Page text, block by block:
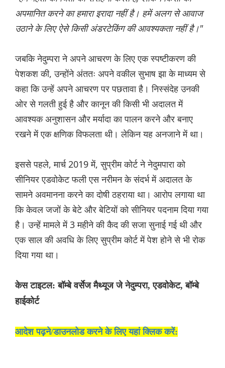
अपमानित करने का हमारा इरादा नहीं है। हमें अलग से आवाज
उठाने के लिए ऐसे किसी अंडरटेकिंग की आवश्यकता नहीं है।"
जबकि नेदुम्परा ने अपने आचरण के लिए एक स्पष्टीकरण की
पेशकश की, उन्होंने अंततः अपने वकील सुभाष झा के माध्यम से
कहा कि उन्हें अपने आचरण पर पछतावा है। निस्संदेह उनकी
ओर से गलती हुई है और कानून की किसी भी अदालत में
आवश्यक अनुशासन और मर्यादा का पालन करने और बनाए
रखने में एक क्षणिक विफलता थी। लेकिन यह अनजाने में था।
इससे पहले, मार्च 2019 में, सुप्रीम कोर्ट ने नेदुमपारा को
सीनियर एडवोकेट फली एस नरीमन के संदर्भ में अदालत के
सामने अवमानना करने का दोषी ठहराया था। आरोप लगाया था
कि केवल जजों के बेटे और बेटियों को सीनियर पदनाम दिया गया
है। उन्हें मामले में 3 महीने की कैद की सजा सुनाई गई थी और
एक साल की अवधि के लिए सुप्रीम कोर्ट में पेश होने से भी रोक
दिया गया था।
केस टाइटल: बॉम्बे वर्सेज मैथ्यूज जे नेदुम्परा, एडवोकेट, बॉम्बे
हाईकोर्ट
आदेश पढ़ने/डाउनलोड करने के लिए यहां क्लिक करें: